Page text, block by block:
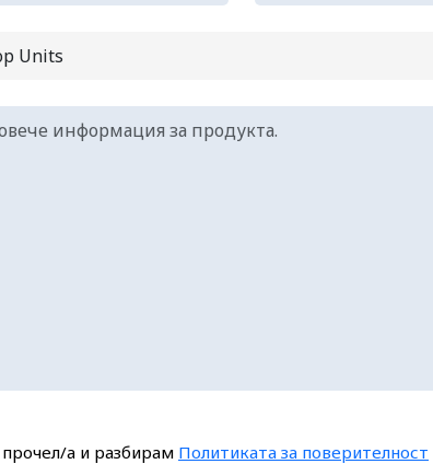
а и разбирам Политиката за поверителност